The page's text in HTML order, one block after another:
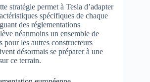
stratégie permet à Tesla d’adapter
spécifiques de chaque
des réglementations
néanmoins un ensemble de
pour les autres constructeurs
désormais se préparer à une
ce terrain.